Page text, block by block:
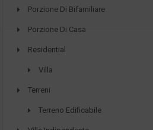
Porzione Di Bifamiliare
Porzione Di Casa
Residential
Villa
Terreni
Terreno Edificabile